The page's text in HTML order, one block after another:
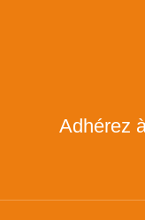
Adhérez